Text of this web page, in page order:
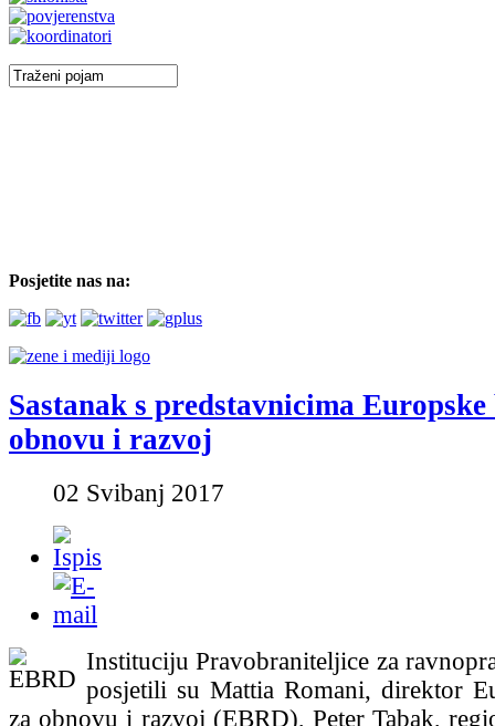
Posjetite nas na:
Sastanak s predstavnicima Europske
obnovu i razvoj
02 Svibanj 2017
Instituciju Pravobraniteljice za
posjetili su Mattia Romani, direktor
za obnovu i razvoj (EBRD), Peter Tabak,